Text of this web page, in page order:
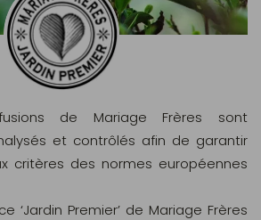
de Mariage Frères sont
et contrôlés afin de garantir
critères des normes européennes
‘Jardin Premier’ de Mariage Frères